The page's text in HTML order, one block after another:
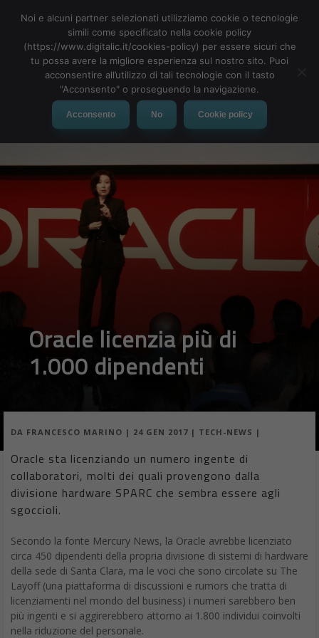
MENU
Oracle licenzia più di
1.000 dipendenti
DA FRANCESCO MARINO | 24 GEN 2017 | TECH-NEWS |
Oracle sta licenziando un numero ingente di
collaboratori, molti dei quali provengono dalla
divisione hardware SPARC che sembra essere agli
sgoccioli.
Secondo la fonte Mercury News, la Oracle avrebbe licenziato
circa 450 dipendenti della propria divisione di sistemi di hardware
della sede di Santa Clara, ma le voci che sono circolate su The
Layoff (una piattaforma di discussioni e rumors che tratta di
licenziamenti nel mondo del business) i numeri sarebbero ben
più ingenti e si aggirerebbero attorno ai 1.800 individui coinvolti
nella riduzione del personale.
Noi e alcuni partner selezionati utilizziamo cookie o tecnologie
simili come specificato nella cookie policy
(https://www.digitalic.it/cookies-policy) per essere sicuri che
tu possa avere la migliore esperienza sul nostro sito. Puoi
acconsentire all’utilizzo di tali tecnologie con il tasto
"Acconsento" o proseguendo la navigazione.
Acconsento No Cookie policy